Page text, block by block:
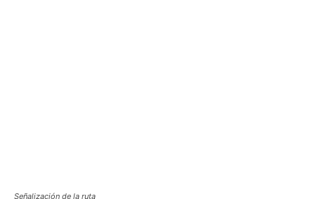
Señalización de la ruta